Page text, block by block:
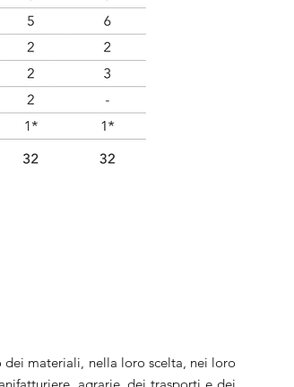
dei materiali, nella loro scelta, nei loro